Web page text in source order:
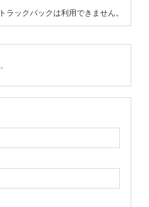
トラックバックは利用できません。